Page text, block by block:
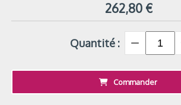
262,80€
Quantité :
Commander